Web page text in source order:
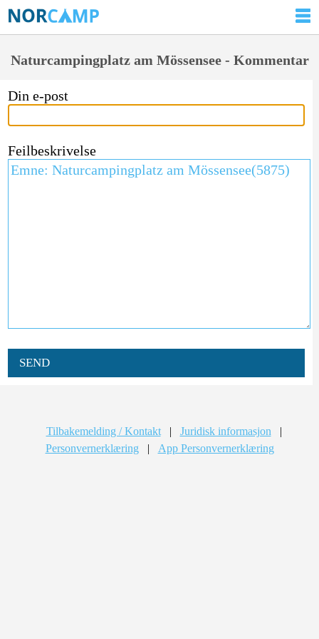
Naturcampingplatz am Mössensee - Kommentar
Din e-post
Feilbeskrivelse
SEND
Tilbakemelding / Kontakt | Juridisk informasjon
|
Personvernerklæring
| App Personvernerklæring